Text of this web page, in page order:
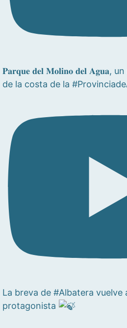
𝐏𝐚𝐫𝐪𝐮𝐞 𝐝𝐞𝐥 𝐌𝐨𝐥𝐢𝐧𝐨 𝐝𝐞𝐥 𝐀𝐠𝐮𝐚,
de la costa de la
La breva de #Albatera vuelve
protagonista